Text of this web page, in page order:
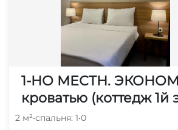
1-НО МЕСТН. ЭКОНОМ
кроватью (коттедж 1й
2 м²•спальня: 1•0